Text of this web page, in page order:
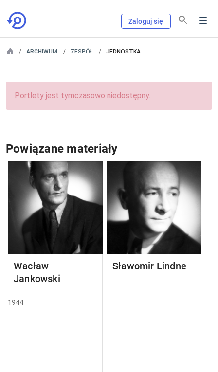
Zaloguj się
ARCHIWUM ZESPÓŁ JEDNOSTKA
Portlety jest tymczasowo niedostępny.
Powiązane materiały
Wacław
Jankowski
1944
Sławomir Lindner